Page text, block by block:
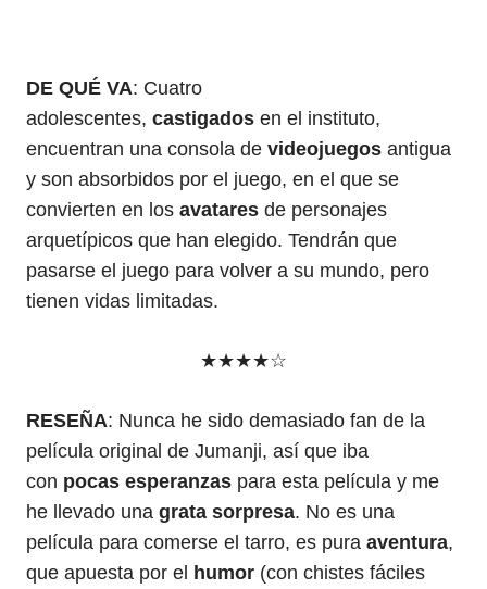
DE QUÉ VA: Cuatro
adolescentes, castigados en el instituto,
encuentran una consola de videojuegos antigua
y son absorbidos por el juego, en el que se
convierten en los avatares de personajes
arquetípicos que han elegido. Tendrán que
pasarse el juego para volver a su mundo, pero
tienen vidas limitadas.
★★★★☆
RESEÑA: Nunca he sido demasiado fan de la
película original de Jumanji, así que iba
con pocas esperanzas para esta película y me
he llevado una grata sorpresa. No es una
película para comerse el tarro, es pura aventura,
que apuesta por el humor (con chistes fáciles